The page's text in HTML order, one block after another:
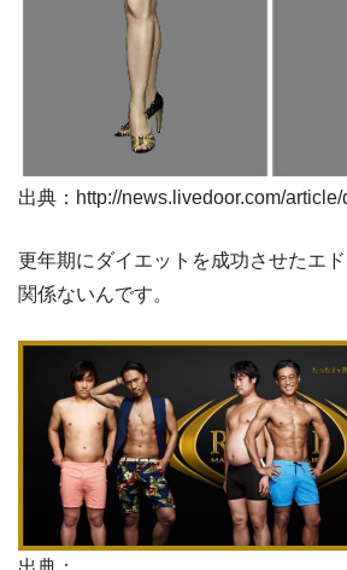
出典：http://news.livedoor.com/
更年期にダイエットを成功させたエ
関係ないんです。